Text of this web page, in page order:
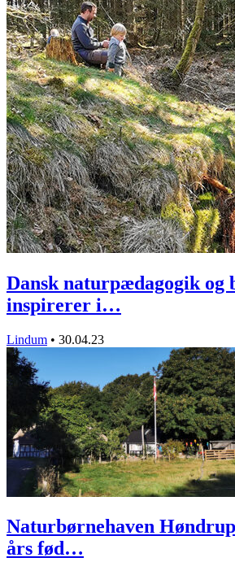
Dansk naturpædagogik og
inspirerer i…
Lindum • 30.04.23
Naturbørnehaven
års fød…